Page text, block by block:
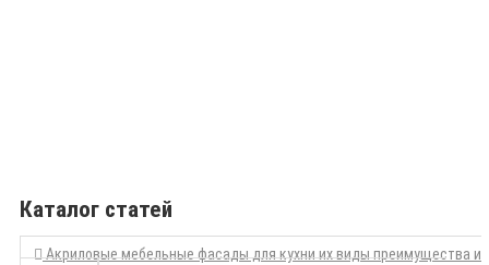
Каталог статей
Акриловые мебельные фасады для кухни их виды преимущества и